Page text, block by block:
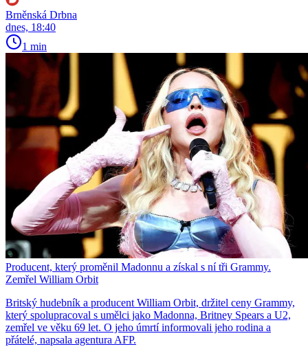
Brněnská Drbna
dnes, 18:40
1 min
Producent, který proměnil Madonnu a získal s ní tři Grammy.
Zemřel William Orbit
Britský hudebník a producent William Orbit, držitel ceny Grammy,
který spolupracoval s umělci jako Madonna, Britney Spears a U2,
zemřel ve věku 69 let. O jeho úmrtí informovali jeho rodina a
přátelé, napsala agentura AFP.